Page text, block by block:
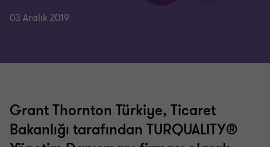
03 Aralık 2019
Grant Thornton Türkiye, Ticaret
Bakanlığı tarafından TURQUALITY®